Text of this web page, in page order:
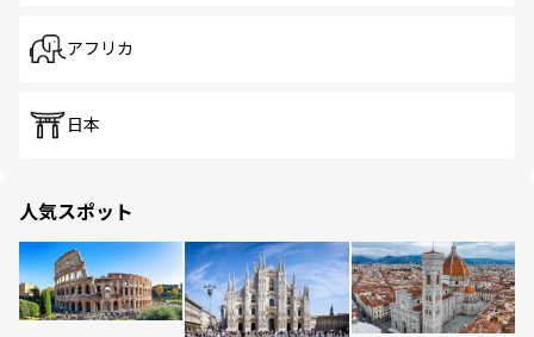
アフリカ
日本
人気スポット